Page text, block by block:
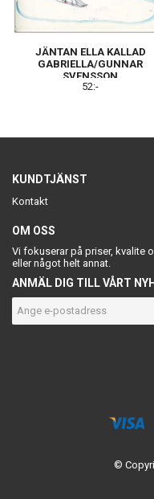
JÄNTAN ELLA KALLAD
GABRIELLA/GUNNAR
SVENSSON
52:-
KUNDTJÄNST
Kontakt
OM OSS
Vi fokuserar på priser, kvalite
eller något helt annat.
ANMÄL DIG TILL VÅRT
©